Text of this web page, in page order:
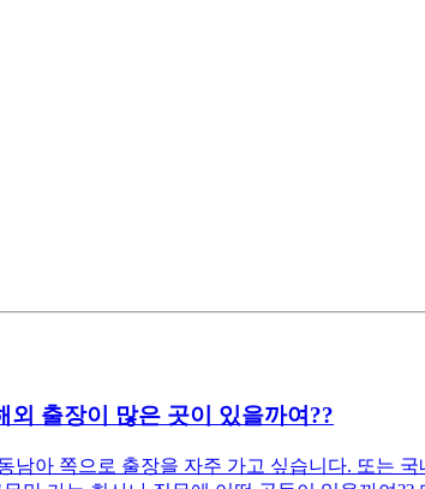
출장이 많은 곳이 있을까여??
남아 쪽으로 출장을 자주 가고 싶습니다. 또는